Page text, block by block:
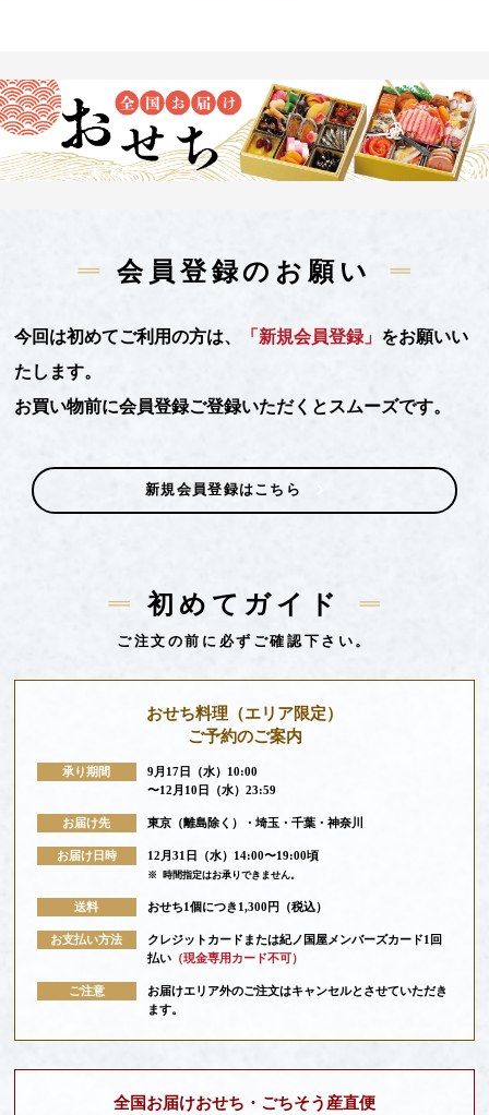
会員登録のお願い
今回は初めてご利用の方は、 「新規会員登録」 をお願いい
たします。
お買い物前に会員登録ご登録いただくとスムーズです。
新規会員登録はこちら
初めてガイド
ご注文の前に必ずご確認下さい。
おせち料理 （エリア限定）
ご予約のご案内
承り期間
9月17日（水）10:00
〜12月10日（水）23:59
お届け先 東京（離島除く）・埼玉・千葉・神奈川
お届け日時 12月31日（水）14:00〜19:00頃
※ 時間指定はお承りできません。
送料 おせち1個につき1,300円（税込）
お支払い方法
クレジットカードまたは紀ノ国屋メンバーズカード1回
払い（現金専用カード不可）
ご注意
お届けエリア外のご注文はキャンセルとさせていただき
ます。
全国お届けおせち・ごちそう産直便